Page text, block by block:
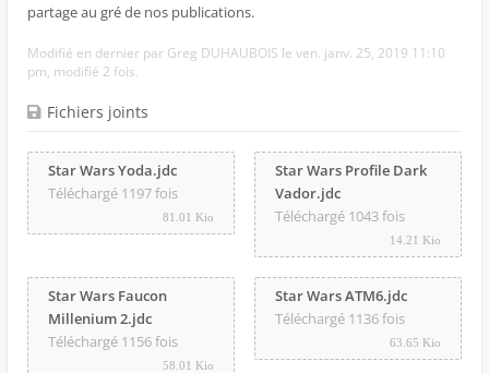
partage au gré de nos publications.
Modifié en dernier par Greg DUHAUBOIS le ven. janv. 25, 2019 11:10
pm, modifié 2 fois.
Fichiers joints
Star Wars Yoda.jdc
Téléchargé 1197 fois
81.01 Kio
Star Wars Profile Dark
Vador.jdc
Téléchargé 1043 fois
14.21 Kio
Star Wars Faucon
Millenium 2.jdc
Téléchargé 1156 fois
58.01 Kio
Star Wars ATM6.jdc
Téléchargé 1136 fois
63.65 Kio